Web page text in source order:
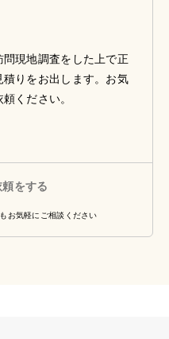
問現地調査をした上で正
積りをお出します。お気
ください。
をする
お気軽にご相談ください